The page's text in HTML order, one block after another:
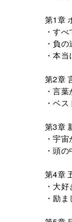
第1章
・す
・負
・本
第2章
・言
・ベ
第3章
・宇
・頭
第4章
・大
・励